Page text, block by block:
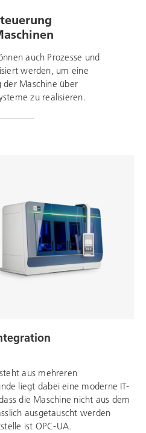
auch Prozesse und
werden, um eine
der Maschine über
zu realisieren.
aus mehreren
liegt dabei eine moderne IT-
die Maschine nicht aus dem
ausgetauscht werden
ist OPC-UA.